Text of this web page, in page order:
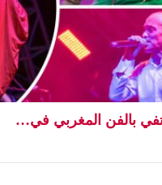
بالفن المغربي في…